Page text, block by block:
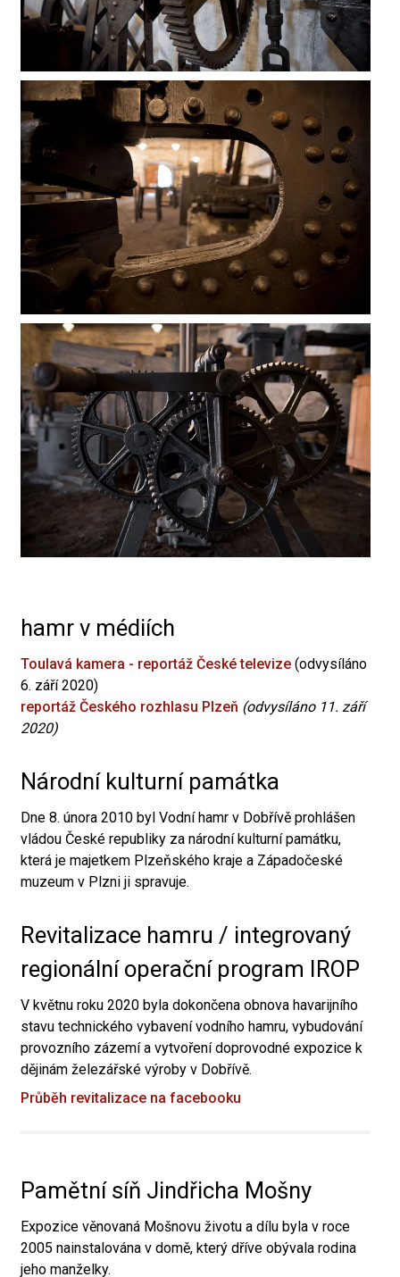
hamr v médiích
Toulavá kamera - reportáž České televize (odvysíláno
6. září 2020)
reportáž Českého rozhlasu Plzeň (odvysíláno 11. září
2020)
Národní kulturní památka
Dne 8. února 2010 byl Vodní hamr v Dobřívě prohlášen
vládou České republiky za národní kulturní památku,
která je majetkem Plzeňského kraje a Západočeské
muzeum v Plzni ji spravuje.
Revitalizace hamru / integrovaný
regionální operační program IROP
V květnu roku 2020 byla dokončena obnova havarijního
stavu technického vybavení vodního hamru, vybudování
provozního zázemí a vytvoření doprovodné expozice k
dějinám železářské výroby v Dobřívě.
Průběh revitalizace na facebooku
Pamětní síň Jindřicha Mošny
Expozice věnovaná Mošnovu životu a dílu byla v roce
2005 nainstalována v domě, který dříve obývala rodina
jeho manželky.